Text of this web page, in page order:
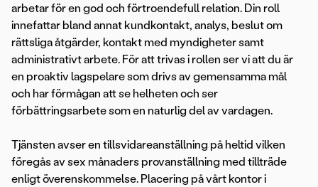
arbetar för en god och förtroendefull relation. Din roll
innefattar bland annat kundkontakt, analys, beslut om
rättsliga åtgärder, kontakt med myndigheter samt
administrativt arbete. För att trivas i rollen ser vi att du är
en proaktiv lagspelare som drivs av gemensamma mål
och har förmågan att se helheten och ser
förbättringsarbete som en naturlig del av vardagen.
Tjänsten avser en tillsvidareanställning på heltid vilken
föregås av sex månaders provanställning med tillträde
enligt överenskommelse. Placering på vårt kontor i